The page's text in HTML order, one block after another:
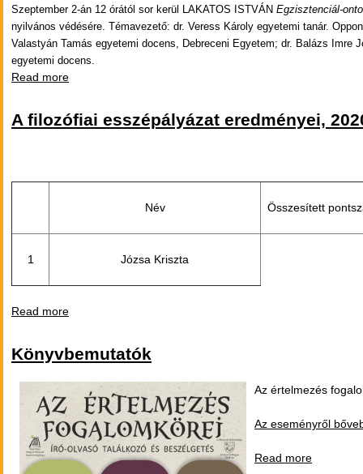
Szeptember 2-án 12 órától sor kerül LAKATOS ISTVÁN Egzisztenciál-
nyilvános védésére. Témavezető: dr. Veress Károly egyetemi tanár.
Valastyán Tamás egyetemi docens, Debreceni Egyetem; dr. Balázs
egyetemi docens.
Read more
A filozófiai esszépályázat eredményei,
Név Összesített
1 Józsa Kriszta
Read more
Könyvbemutatók
Az értelmezés
Az eseményről
Read more